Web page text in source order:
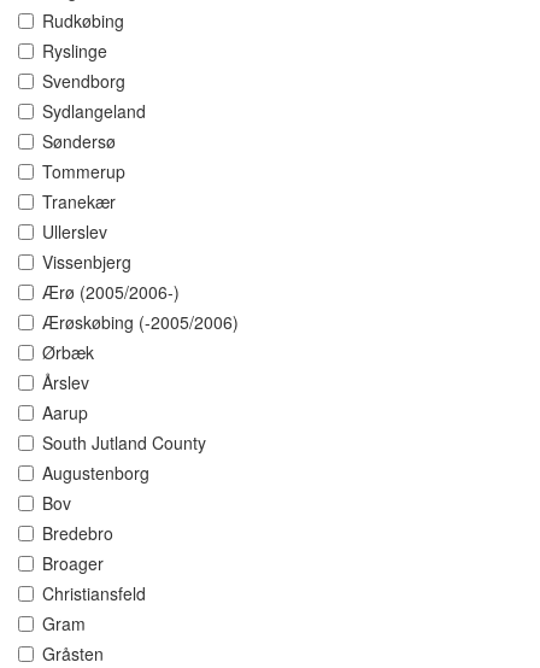
Rudkøbing
Ryslinge
Svendborg
Sydlangeland
Søndersø
Tommerup
Tranekær
Ullerslev
Vissenbjerg
Ærø (2005/2006-)
Ærøskøbing (-2005/2006)
Ørbæk
Årslev
Aarup
South Jutland County
Augustenborg
Bov
Bredebro
Broager
Christiansfeld
Gram
Gråsten